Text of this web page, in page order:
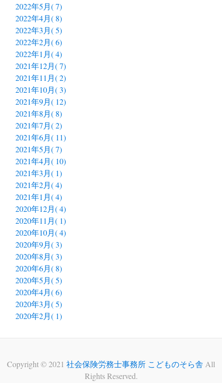
2022年5月( 7)
2022年4月( 8)
2022年3月( 5)
2022年2月( 6)
2022年1月( 4)
2021年12月( 7)
2021年11月( 2)
2021年10月( 3)
2021年9月( 12)
2021年8月( 8)
2021年7月( 2)
2021年6月( 11)
2021年5月( 7)
2021年4月( 10)
2021年3月( 1)
2021年2月( 4)
2021年1月( 4)
2020年12月( 4)
2020年11月( 1)
2020年10月( 4)
2020年9月( 3)
2020年8月( 3)
2020年6月( 8)
2020年5月( 5)
2020年4月( 6)
2020年3月( 5)
2020年2月( 1)
Copyright © 2021 社会保険労務士事務所 こどものそら舎 All
Rights Reserved.